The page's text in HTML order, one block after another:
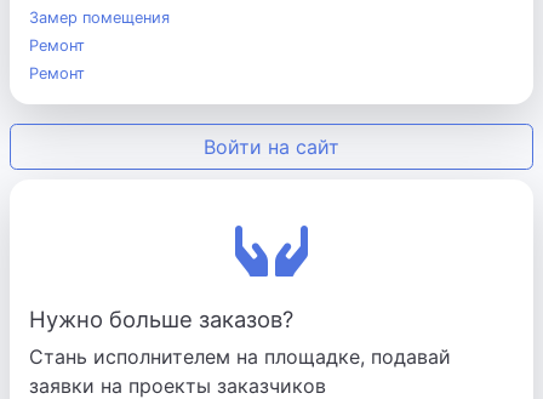
Замер помещения
Ремонт
Ремонт
Войти на сайт
Нужно больше заказов?
Стань исполнителем на площадке, подавай
заявки на проекты заказчиков